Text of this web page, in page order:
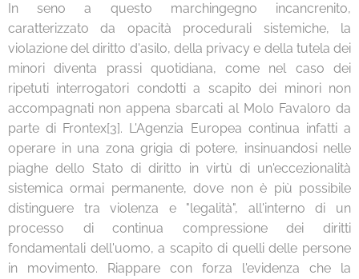
In seno a questo marchingegno incancrenito,
caratterizzato da opacità procedurali sistemiche, la
violazione del diritto d'asilo, della privacy e della tutela dei
minori diventa prassi quotidiana, come nel caso dei
ripetuti interrogatori condotti a scapito dei minori non
accompagnati non appena sbarcati al Molo Favaloro da
parte di Frontex[3]. L'Agenzia Europea continua infatti a
operare in una zona grigia di potere, insinuandosi nelle
piaghe dello Stato di diritto in virtù di un'eccezionalità
sistemica ormai permanente, dove non è più possibile
distinguere tra violenza e "legalità", all'interno di un
processo di continua compressione dei diritti
fondamentali dell'uomo, a scapito di quelli delle persone
in movimento. Riappare con forza l'evidenza che la